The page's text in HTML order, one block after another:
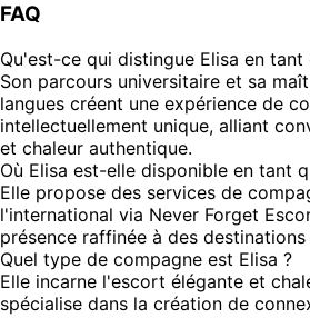
FAQ
Qu'est-ce qui distingue Elisa en
Son parcours universitaire et sa
langues créent une expérience de
intellectuellement unique, alliant
et chaleur authentique.
Où Elisa est-elle disponible en tant
Elle propose des services de
l'international via Never Forget
présence raffinée à des
Quel type de compagne est Elisa ?
Elle incarne l'escort élégante et
spécialise dans la création de